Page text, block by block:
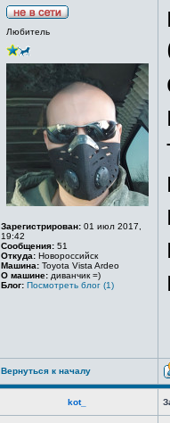
Любитель
Зарегистрирован: 01 июл 2017,
19:42
Сообщения: 51
Откуда: Новороссийск
Машина: Toyota Vista Ardeo
О машине: диванчик =)
Блог: Посмотреть блог (1)
Вернуться к началу
kot_